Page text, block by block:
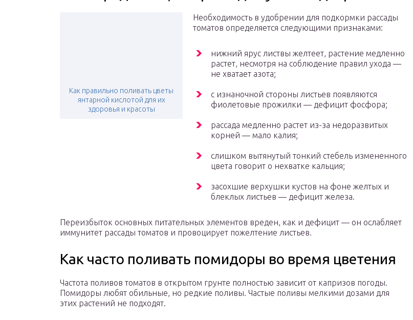
Как правильно поливать цветы
янтарной кислотой для их
здоровья и красоты
Необходимость в удобрении для подкормки рассады
томатов определяется следующими признаками:
нижний ярус листвы желтеет, растение медленно
растет, несмотря на соблюдение правил ухода —
не хватает азота;
с изнаночной стороны листьев появляются
фиолетовые прожилки — дефицит фосфора;
рассада медленно растет из-за недоразвитых
корней — мало калия;
слишком вытянутый тонкий стебель измененного
цвета говорит о нехватке кальция;
засохшие верхушки кустов на фоне желтых и
блеклых листьев — дефицит железа.
Переизбыток основных питательных элементов вреден, как и дефицит — он ослабляет
иммунитет рассады томатов и провоцирует пожелтение листьев.
Как часто поливать помидоры во время цветения
Частота поливов томатов в открытом грунте полностью зависит от капризов погоды.
Помидоры любят обильные, но редкие поливы. Частые поливы мелкими дозами для
этих растений не подходят.